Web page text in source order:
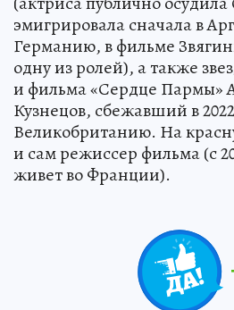
эмигрировала сначала в
Германию, в фильме
одну из ролей), а также
и фильма «Сердце Пармы»
Кузнецов, сбежавший в
Великобританию. На
и сам режиссер фильма (с
живет во Франции).